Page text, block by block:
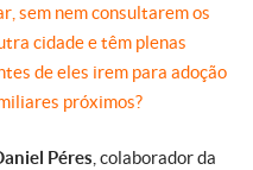
sem nem consultarem os
cidade e têm plenas
de eles irem para adoção
próximos?
Péres, colaborador da